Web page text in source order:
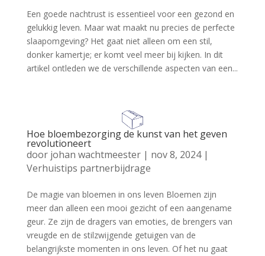
Een goede nachtrust is essentieel voor een gezond en
gelukkig leven. Maar wat maakt nu precies de perfecte
slaapomgeving? Het gaat niet alleen om een stil,
donker kamertje; er komt veel meer bij kijken. In dit
artikel ontleden we de verschillende aspecten van een...
Hoe bloembezorging de kunst van het geven
revolutioneert
door johan wachtmeester| nov 8, 2024|
Verhuistips partnerbijdrage
De magie van bloemen in ons leven Bloemen zijn
meer dan alleen een mooi gezicht of een aangename
geur. Ze zijn de dragers van emoties, de brengers van
vreugde en de stilzwijgende getuigen van de
belangrijkste momenten in ons leven. Of het nu gaat